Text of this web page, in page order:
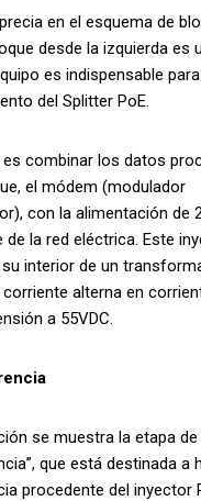
en el esquema de
desde la izquierda es
es indispensable
del Splitter PoE.
combinar los datos
el módem (modulador
con la alimentación de
de la red eléctrica. Este
interior de un
alterna en
a 55VDC.
se muestra la etapa de
que está destinada a
procedente del inyector